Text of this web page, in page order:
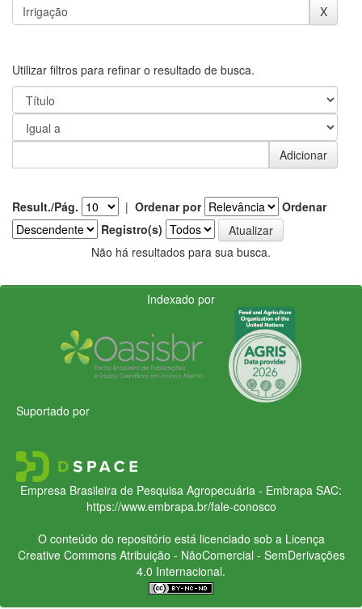
Utilizar filtros para refinar o resultado de busca.
Result./Pág. | Ordenar por
Ordenar
Registro(s)
Não há resultados para sua busca.
Indexado por
Suportado por
Empresa Brasileira de Pesquisa Agropecuária - Embrapa SAC:
https://www.embrapa.br/fale-conosco
O conteúdo do repositório está licenciado sob a Licença
Creative CommonsAtribuição - NãoComercial - SemDerivações
4.0 Internacional.